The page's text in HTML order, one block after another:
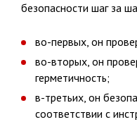
безопасности шаг за
во-первых, он
во-вторых, он
герметичность;
в-третьих, он
соответствии с